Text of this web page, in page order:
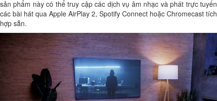
sản phẩm này có thể truy cập các dịch vụ âm nhạc và phát trực tuyến
các bài hát qua Apple AirPlay 2, Spotify Connect hoặc Chromecast tích
hợp sẵn.